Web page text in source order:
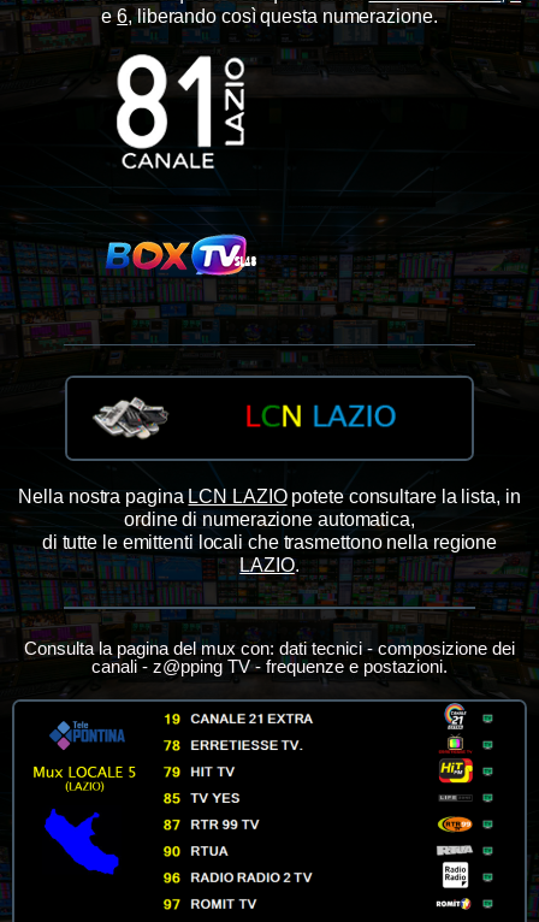
e6, liberando così questa numerazione.
Nella nostra paginaLCN LAZIOpotete consultare la lista, in
ordine di numerazione automatica,
di tutte le emittenti locali che trasmettononella regione
LAZIO.
Consulta la pagina del mux con: dati tecnici - composizione dei
canali - z@pping TV - frequenze e postazioni.